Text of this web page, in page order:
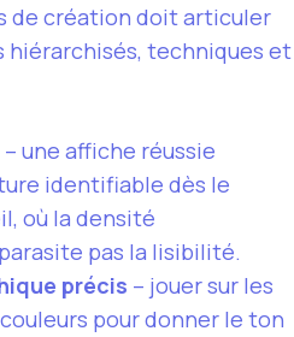
de création doit articuler
hiérarchisés, techniques et
– une affiche réussie
identifiable dès le
où la densité
pas la lisibilité.
précis – jouer sur les
pour donner le ton